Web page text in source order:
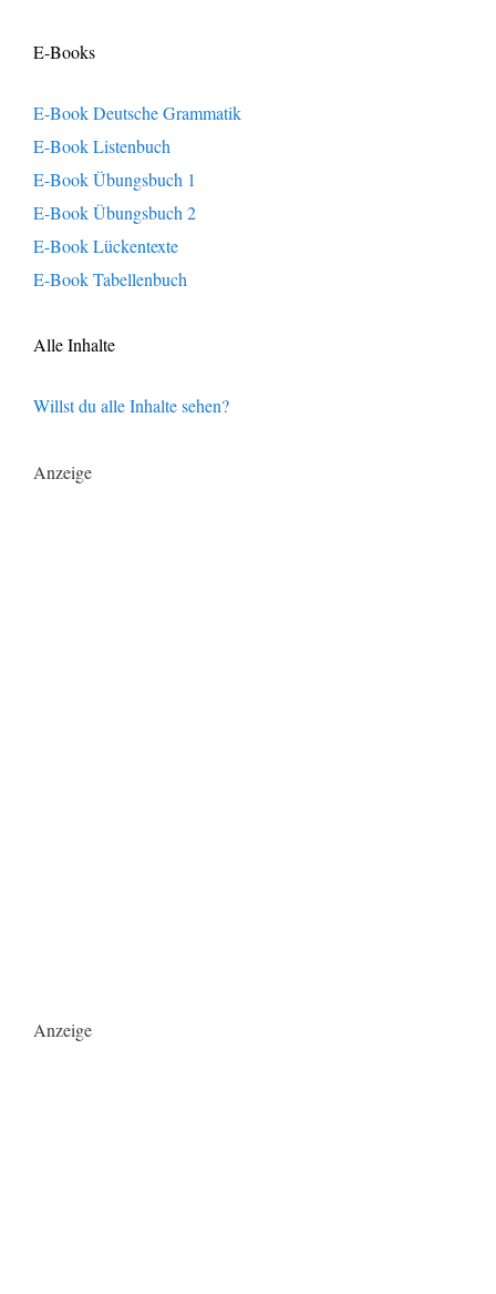
E-Books
E-Book Deutsche Grammatik
E-Book Listenbuch
E-Book Übungsbuch 1
E-Book Übungsbuch 2
E-Book Lückentexte
E-Book Tabellenbuch
Alle Inhalte
Willst du alle Inhalte sehen?
Anzeige
Anzeige